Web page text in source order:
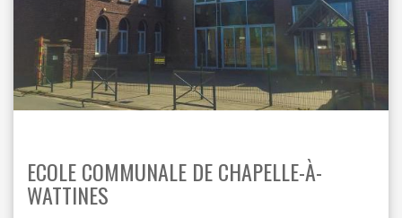
ECOLE COMMUNALE DE CHAPELLE-À-
WATTINES